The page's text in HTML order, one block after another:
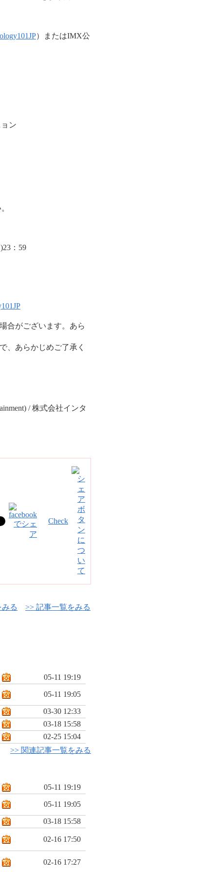
）またはIMX公
ン
：59
合がございます。あら
、あらかじめご了承く
/ 株式会社インタ
Check
る >> 記事一覧をみる
05-11 19:19
05-11 19:05
03-30 12:33
03-18 15:58
02-25 15:04
>> 関連記事一覧をみる
05-11 19:19
05-11 19:05
03-18 15:58
02-16 17:50
02-16 17:27